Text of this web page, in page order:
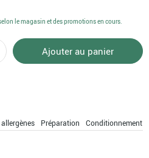
Ajouter au panier
le magasin et des promotions en cours.
Préparation Conditionnement